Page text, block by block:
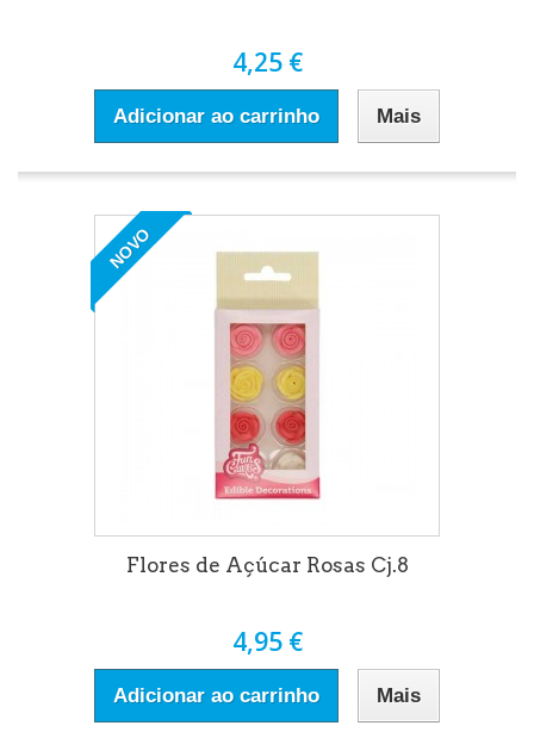
4,25 €
Adicionar ao carrinho Mais
NOVO
Flores de Açúcar Rosas Cj.8
4,95 €
Adicionar ao carrinho Mais